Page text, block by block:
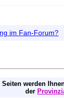
im Fan-Forum?
Seiten werden
der